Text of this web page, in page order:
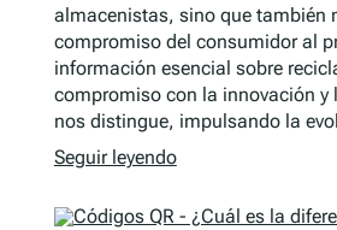
almacenistas, sino que también
compromiso del consumidor al
información esencial sobre
compromiso con la innovación y
nos distingue, impulsando la
Seguir leyendo